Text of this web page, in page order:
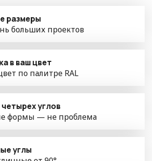
размеры
больших проектов
в ваш цвет
по палитре RAL
углов
формы — не проблема
углы